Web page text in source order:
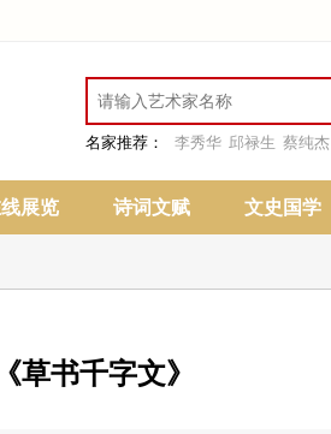
名家推荐： 李秀华 邱禄生 蔡纯杰
展览 诗词文赋 文史国学
草书千字文》